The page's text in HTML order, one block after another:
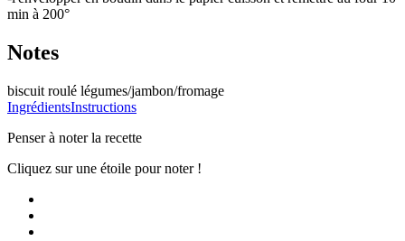
min à 200°
Notes
biscuit roulé légumes/jambon/fromage
IngrédientsInstructions
Penser à noter la recette
Cliquez sur une étoile pour noter !